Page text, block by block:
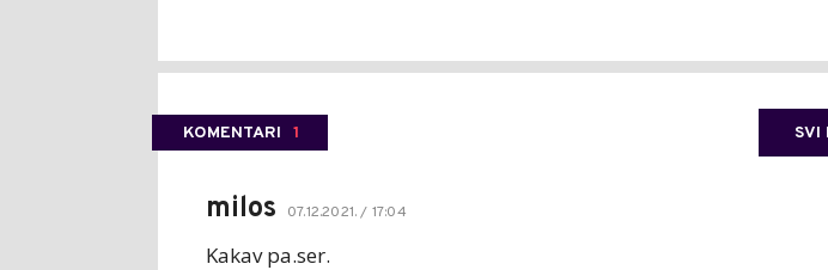
KOMENTARI 1 SVI
milos 07.12.2021. / 17:04
Kakav pa.ser.